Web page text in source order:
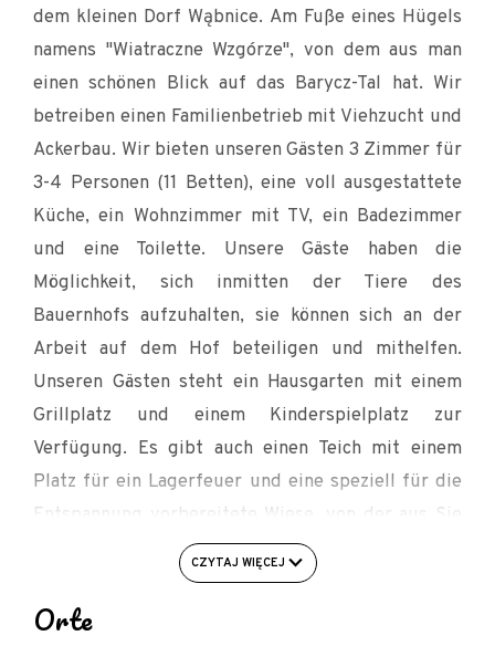
dem kleinen Dorf Wąbnice. Am Fuße eines Hügels
namens "Wiatraczne Wzgórze", von dem aus man
einen schönen Blick auf das Barycz-Tal hat. Wir
betreiben einen Familienbetrieb mit Viehzucht und
Ackerbau. Wir bieten unseren Gästen 3 Zimmer für
3-4 Personen (11 Betten), eine voll ausgestattete
Küche, ein Wohnzimmer mit TV, ein Badezimmer
und eine Toilette. Unsere Gäste haben die
Möglichkeit, sich inmitten der Tiere des
Bauernhofs aufzuhalten, sie können sich an der
Arbeit auf dem Hof beteiligen und mithelfen.
Unseren Gästen steht ein Hausgarten mit einem
Grillplatz und einem Kinderspielplatz zur
Verfügung. Es gibt auch einen Teich mit einem
Platz für ein Lagerfeuer und eine speziell für die
Entspannung vorbereitete Wiese, von der aus Sie
eine schöne Aussicht genießen können. Wir laden
alle diejenigen ein, die Ruhe und Frieden in der
Nähe der Natur schätzen.
CZYTAJ WIĘCEJ
Orte